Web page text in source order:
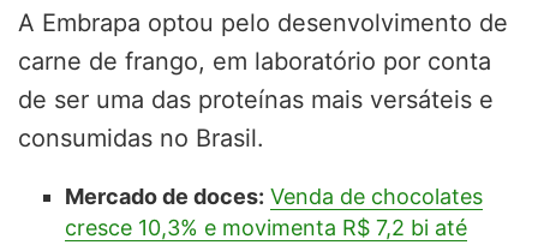
A Embrapa optou pelo desenvolvimento de
carne de frango, em laboratório por conta
de ser uma das proteínas mais versáteis e
consumidas no Brasil.
Mercado de doces: Venda de chocolates
cresce 10,3% e movimenta R$ 7,2 bi até